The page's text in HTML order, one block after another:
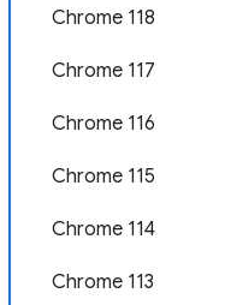
Chrome 118
Chrome 117
Chrome 116
Chrome 115
Chrome 114
Chrome 113